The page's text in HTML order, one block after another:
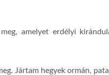
amelyet erdélyi
Jártam hegyek ormán,